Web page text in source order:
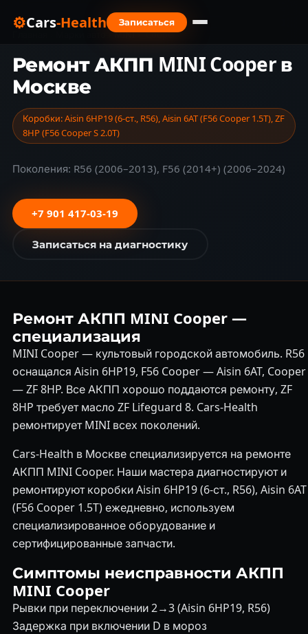
⚙Cars-Health
Записаться
› MINI › Cooper
Ремонт АКПП MINI Cooper в
Москве
Коробки: Aisin 6HP19 (6-ст., R56), Aisin 6AT (F56 Cooper 1.5T), ZF
8HP (F56 Cooper S 2.0T)
Поколения: R56 (2006–2013), F56 (2014+) (2006–2024)
+7 901 417-03-19
Записаться на диагностику
Ремонт АКПП MINI Cooper —
специализация
MINI Cooper — культовый городской автомобиль. R56
оснащался Aisin 6HP19, F56 Cooper — Aisin 6AT, Cooper
— ZF 8HP. Все АКПП хорошо поддаются ремонту, ZF
8HP требует масло ZF Lifeguard 8. Cars-Health
ремонтирует MINI всех поколений.
Cars-Health в Москве специализируется на ремонте
АКПП MINI Cooper. Наши мастера диагностируют и
ремонтируют коробки Aisin 6HP19 (6-ст., R56), Aisin 6AT
(F56 Cooper 1.5T) ежедневно, используем
специализированное оборудование и
сертифицированные запчасти.
Симптомы неисправности АКПП
MINI Cooper
Рывки при переключении 2→3 (Aisin 6HP19, R56)
Задержка при включении D в мороз